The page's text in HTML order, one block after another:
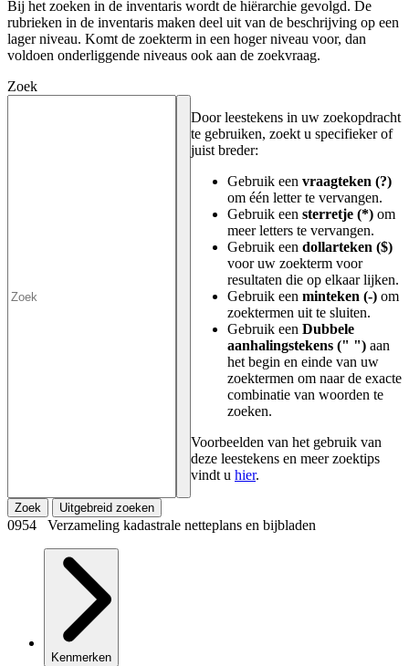
Bij het zoeken in de inventaris wordt de hiërarchie gevolgd. De
rubrieken in de inventaris maken deel uit van de beschrijving op een
lager niveau. Komt de zoekterm in een hoger niveau voor, dan
voldoen onderliggende niveaus ook aan de zoekvraag.
Zoek
Door leestekens in uw zoekopdracht
te gebruiken, zoekt u specifieker of
juist breder:
Gebruik een vraagteken (?)
om één letter te vervangen.
Gebruik een sterretje (*) om
meer letters te vervangen.
Gebruik een dollarteken ($)
voor uw zoekterm voor
resultaten die op elkaar lijken.
Gebruik een minteken (-) om
zoektermen uit te sluiten.
Gebruik een Dubbele
aanhalingstekens (" ") aan
het begin en einde van uw
zoektermen om naar de exacte
combinatie van woorden te
zoeken.
Voorbeelden van het gebruik van
deze leestekens en meer zoektips
vindt u hier.
Zoek Uitgebreid zoeken
0954 Verzameling kadastrale netteplans en bijbladen
Kenmerken